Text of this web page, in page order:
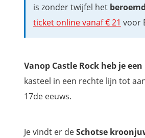
Barcaldine Castle (hier kan je
Dollarbeg Castle (hier kan je
Urquhart Castle
Balmoral Castle
Inveraray Castle
Dunottar Castle
Kilchurn Castle
is zonder twijfel het
ticket online vanaf € 21 voor
Vanop Castle Rock heb je
kasteel in een rechte lijn tot
17de eeuws.
Je vindt er deSchotse